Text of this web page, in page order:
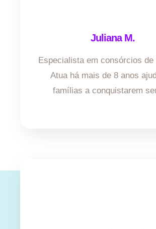
Juliana M.
Especialista em consórcios de
Atua há mais de 8 anos
famílias a conquistarem